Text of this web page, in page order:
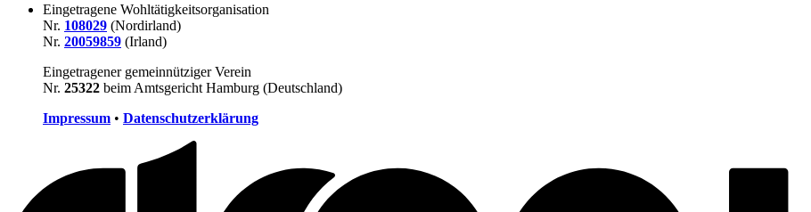
Eingetragene Wohltätigkeitsorganisation
Nr. 108029 (Nordirland)
Nr. 20059859 (Irland)
Eingetragener gemeinnütziger Verein
Nr. 25322 beim Amtsgericht Hamburg (Deutschland)
Impressum • Datenschutzerklärung